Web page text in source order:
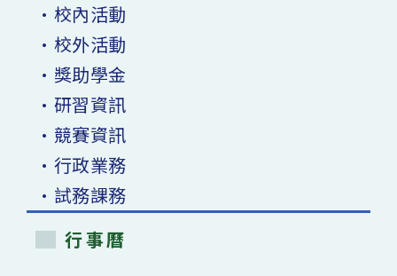
•校內活動
•校外活動
•獎助學金
•研習資訊
•競賽資訊
•行政業務
•試務課務
行事曆